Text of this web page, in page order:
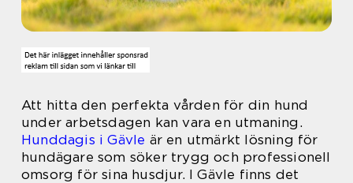
Att hitta den perfekta vården för din hund
under arbetsdagen kan vara en utmaning.
Hunddagis i Gävle är en utmärkt lösning för
hundägare som söker trygg och professionell
omsorg för sina husdjur. I Gävle finns det